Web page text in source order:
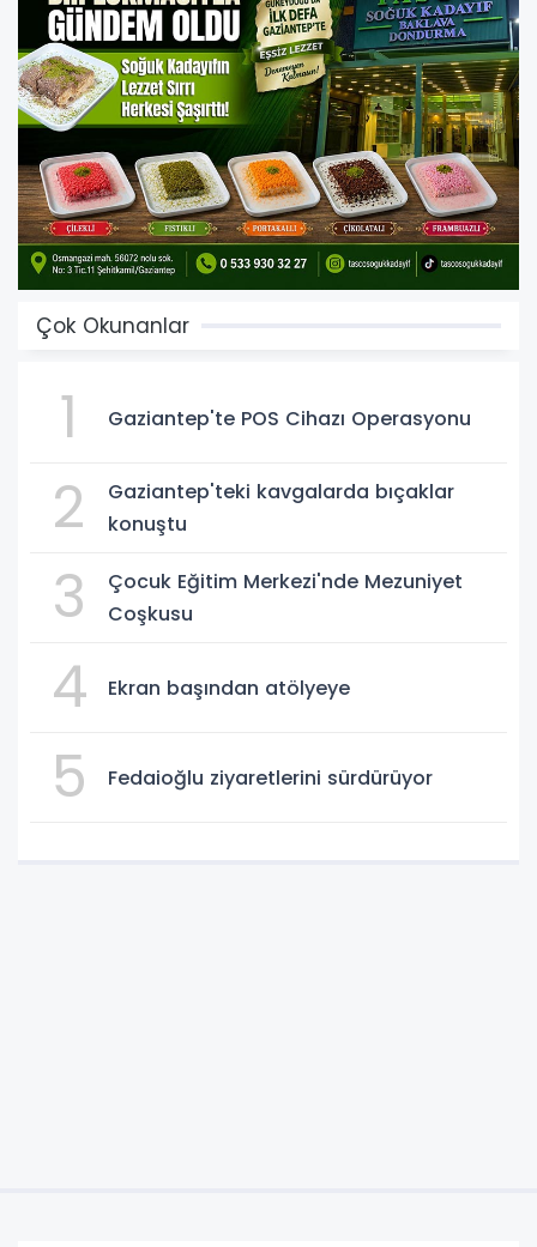
Çok Okunanlar
1 Gaziantep'te POS Cihazı Operasyonu
2
Gaziantep'teki kavgalarda bıçaklar
konuştu
3
Çocuk Eğitim Merkezi'nde Mezuniyet
Coşkusu
4 Ekran başından atölyeye
5 Fedaioğlu ziyaretlerini sürdürüyor